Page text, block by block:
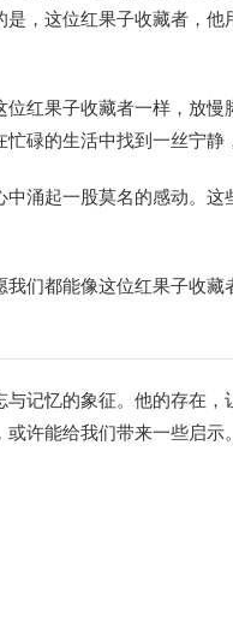
，这位红果子收藏者，
红果子收藏者一样，放
碌的生活中找到一丝宁静
涌起一股莫名的感动。
们都能像这位红果子收
记忆的象征。他的存在
许能给我们带来一些启示。